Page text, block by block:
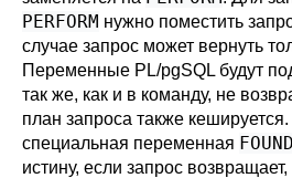
PERFORM нужно поместить
случае запрос может вернуть
Переменные PL/pgSQL будут
так же, как и в команду, не
план запроса также
специальная переменная FOUND
истину, если запрос